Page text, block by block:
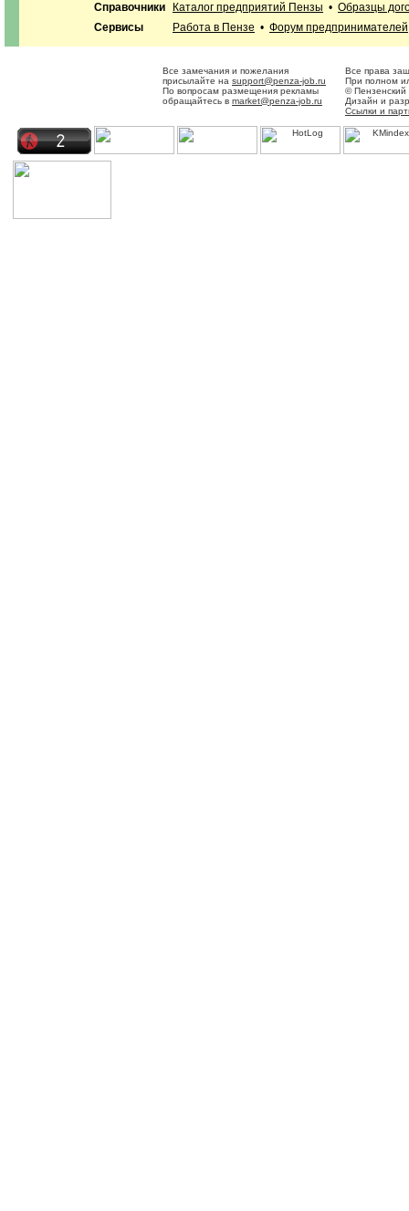
Справочники
Каталог предприятий Пензы • Образцы
Сервисы
Работа в Пензе • Форум предпринимателей
Все замечания и пожелания
присылайте на support@penza-job.ru
По вопросам размещения рекламы
обращайтесь в market@penza-job.ru
Все права
При полном
©
Дизайн и
Ссылки и